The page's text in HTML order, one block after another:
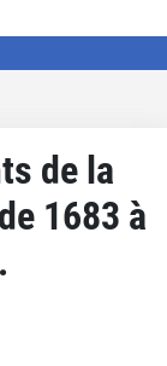
de la
1683 à